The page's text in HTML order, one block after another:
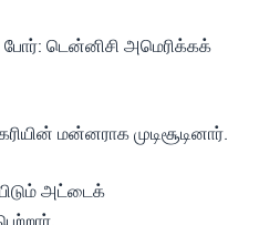
போர்: டென்னிசி அமெரிக்கக்
மன்னராக முடிசூடினார்.
அட்டைக்